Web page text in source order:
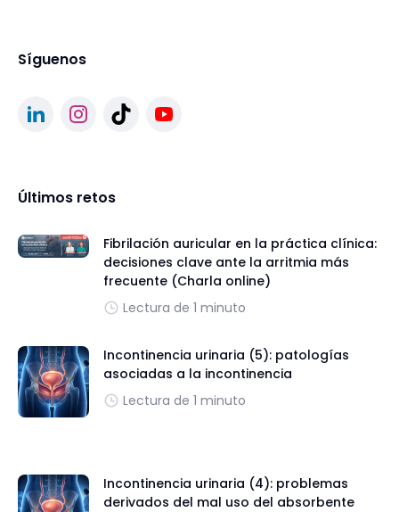
Síguenos
Últimos retos
Fibrilación auricular en la práctica clínica:
decisiones clave ante la arritmia más
frecuente (Charla online)
Lectura de 1 minuto
Incontinencia urinaria (5): patologías
asociadas a la incontinencia
Lectura de 1 minuto
Incontinencia urinaria (4): problemas
derivados del mal uso del absorbente